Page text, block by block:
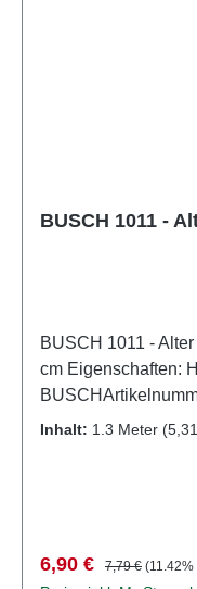
BUSCH 1011 -
BUSCH 1011 -
cm Eigenschaften:
Inhalt: 1.3 Meter
Verkaufspreis:
6,90 € Regulärer Preis:
7,79 €